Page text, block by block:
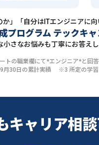
か」「自分はITエンジニアに
プログラム テックキャ
さなお悩みも丁寧にお答えし
職業欄にて*エンジニア*と回答
30日の累計実績 ※3 所定の学習
キャリア相